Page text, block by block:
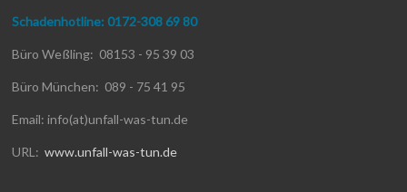
Schadenhotline: 0172-308 69 80
Büro Weßling: 08153 - 95 39 03
Büro München: 089 - 75 41 95
Email: info(at)unfall-was-tun.de
URL:www.unfall-was-tun.de